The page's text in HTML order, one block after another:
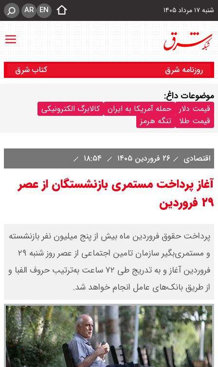
شنبه ۱۷ مرداد ۱۴۰۵ EN
AR
روزنامه شرق کتاب شرق
موضوعات داغ:
قیمت دلار حمله آمریکا به ایران
کالابرگ الکترونیکی
قیمت طلا
تنگه هرمز
اقتصادی ۲۶ فروردین ۱۴۰۵
آغاز پرداخت مستمری بازنشستگان از عصر
۲۹ فروردین
پرداخت حقوق فروردین ماه بیش از پنج میلیون نفر بازنشسته
و مستمری‌بگیر سازمان تامین اجتماعی از عصر روز شنبه ۲۹
فروردین آغاز و به تدریج طی ۷۲ ساعت به‌ترتیب حروف الفبا و
از طریق بانک‌های عامل انجام خواهد شد.